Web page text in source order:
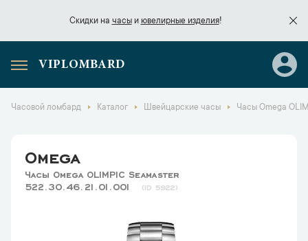
Скидки на часыи ювелирные изделия!
Скидки начасы
VIPLOMBARD
Часовой ломбард Каталог Швейцарские часы Часы Omega
Omega
Часы Omega OLIMPIC Seamaster
522.30.46.21.01.001
5922